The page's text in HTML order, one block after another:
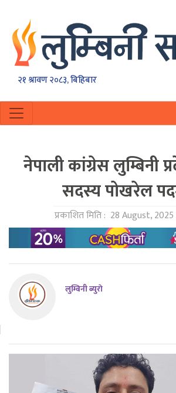
२१ श्रावण २०८३, बिहिबार
नेपाली कांग्रेस लुम्बिनी
सदस्य पोखरेल
प्रकाशित मिति : 28 August,
लुम्बिनी ब्युराे